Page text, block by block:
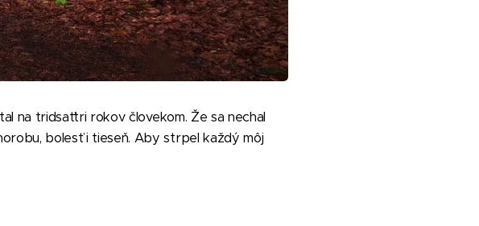
na tridsaťtri rokov človekom. Že sa nechal
bolesť i tieseň. Aby strpel každý môj